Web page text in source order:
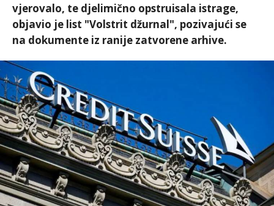
vjerovalo, te djelimično opstruisala istrage,
objavio je list "Volstrit džurnal", pozivajući se
na dokumente iz ranije zatvorene arhive.